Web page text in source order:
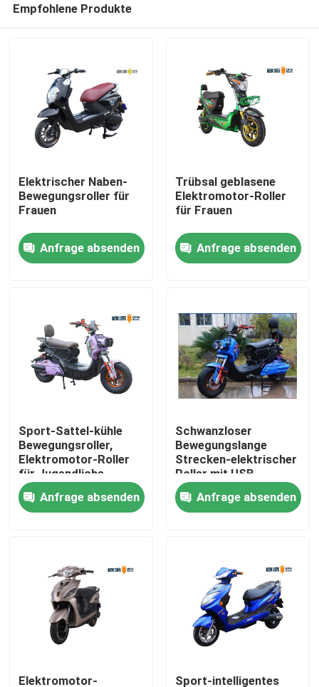
Über uns
Kontakte
Elektro-Moped-Roller
Elektro-Motorroller
Elektrische Gleichgewicht Roller
Pedal-elektrischer Roller
Damen-elektrischer Roller
Empfohlene Produkte
Elektrischer Naben-
Bewegungsroller für
Frauen
Anfrage absenden
Trübsal geblasene
Elektromotor-Roller
für Frauen
Anfrage absenden
Sport-Sattel-kühle
Bewegungsroller,
Elektromotor-Roller
für Jugendliche
Anfrage absenden
Schwanzloser
Bewegungslange
Strecken-elektrischer
Roller mit USB-
Ladegerät-
Scheibenbremse
Anfrage absenden
Elektromotor- Sport-intelligentes